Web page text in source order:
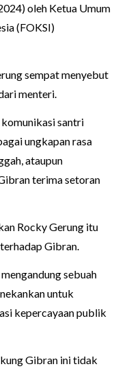
oleh Ketua Umum
(FOKSI)
sempat menyebut
menteri.
santri
ungkapan rasa
ataupun
terima setoran
Rocky Gerung itu
Gibran.
sebuah
untuk
kepercayaan publik
Gibran ini tidak